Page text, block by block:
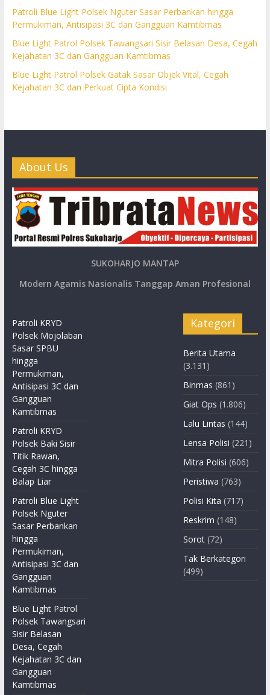
Patroli Blue Light Polsek Nguter Sasar Perbankan hingga
Permukiman, Antisipasi 3C dan Gangguan Kamtibmas
Blue Light Patrol Polsek Tawangsari Sisir Belasan Desa, Cegah
Kejahatan 3C dan Gangguan Kamtibmas
Blue Light Patrol Polsek Gatak Sasar Objek Vital, Cegah
Kejahatan 3C dan Perkuat Cipta Kondisi
About Us
SUKOHARJO MANTAP
Modern Agamis Nasionalis Tanggap Aman Profesional
Patroli KRYD
Polsek Mojolaban
Sasar SPBU
hingga
Permukiman,
Antisipasi 3C dan
Gangguan
Kamtibmas
Patroli KRYD
Polsek Baki Sisir
Titik Rawan,
Cegah 3C hingga
Balap Liar
Patroli Blue Light
Polsek Nguter
Sasar Perbankan
hingga
Permukiman,
Antisipasi 3C dan
Gangguan
Kamtibmas
Blue Light Patrol
Polsek Tawangsari
Sisir Belasan
Desa, Cegah
Kejahatan 3C dan
Gangguan
Kamtibmas
Kategori
Berita Utama
(3.131)
Binmas (861)
Giat Ops (1.806)
Lalu Lintas (144)
Lensa Polisi (221)
Mitra Polisi (606)
Peristiwa (763)
Polisi Kita (717)
Reskrim (148)
Sorot (72)
Tak Berkategori
(499)